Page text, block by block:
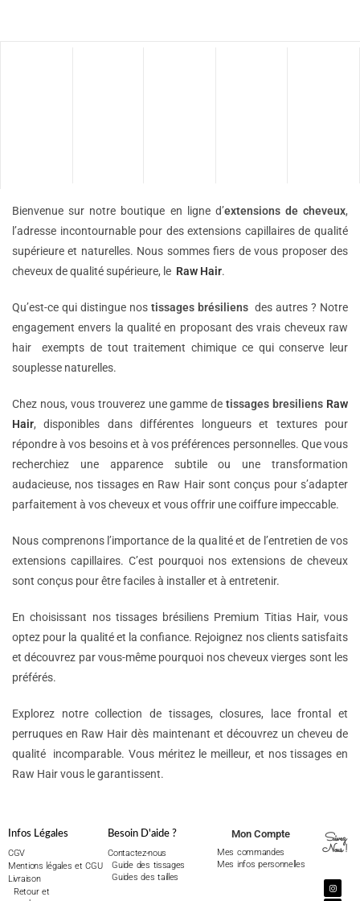
Bienvenue sur notre boutique en ligne d’extensions decheveux,
l’adresse incontournable pour des extensions capillaires de qualité
supérieure et naturelles. Nous sommes fiers de vous proposer des
cheveux de qualité supérieure, le Raw Hair.
Qu’est-ce qui distingue nos tissages brésiliens des autres ? Notre
engagement envers la qualité en proposant des vrais cheveux raw
hair exempts de tout traitement chimique ce qui conserve leur
souplesse naturelles.
Chez nous, vous trouverez une gamme detissages bresiliens Raw
Hair, disponibles dans différentes longueurs et textures pour
répondre à vos besoins et à vos préférences personnelles. Que vous
recherchiez une apparence subtile ou une transformation
audacieuse, nos tissages en Raw Hair sont conçus pour s’adapter
parfaitement à vos cheveux et vous offrir une coiffure impeccable.
Nous comprenons l’importance de la qualité et de l’entretien de vos
extensions capillaires. C’est pourquoi nos extensions de cheveux
sont conçus pour être faciles à installer et à entretenir.
En choisissant nos tissages brésiliens Premium Titias Hair, vous
optez pour la qualité et la confiance. Rejoignez nos clients satisfaits
et découvrez par vous-même pourquoi nos cheveux vierges sont les
préférés.
Explorez notre collection de tissages, closures, lace frontal et
perruques en Raw Hair dès maintenant et découvrez un cheveu de
qualité incomparable. Vous méritez le meilleur, et nos tissages en
Raw Hair vous le garantissent.
Infos Légales
CGV
Mentions légales et CGU
Livraison
Retour et
Besoin D'aide ?
Contactez-nous
Guide des tissages
Guides des tailles
Mon Compte
Mes commandes
Mes infos personnelles
Suivez
Nous !